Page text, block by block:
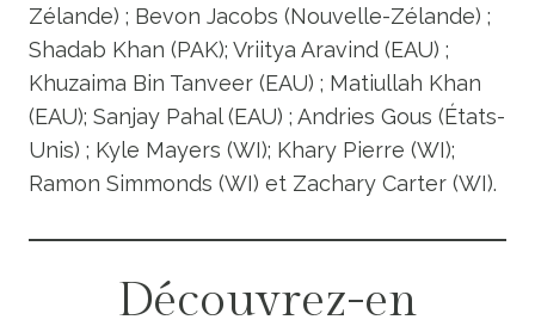
Zélande) ; Bevon Jacobs (Nouvelle-Zélande) ;
Shadab Khan (PAK); Vriitya Aravind (EAU) ;
Khuzaima Bin Tanveer (EAU) ; Matiullah Khan
(EAU); Sanjay Pahal (EAU) ; Andries Gous (États-
Unis) ; Kyle Mayers (WI); Khary Pierre (WI);
Ramon Simmonds (WI) et Zachary Carter (WI).
Découvrez-en